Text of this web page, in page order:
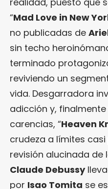
“Mad Love in New
no publicadas de
sin techo
terminado
reviviendo un
vida. Desgarradora
adicción y,
carencias, “Heaven
crudeza a límites casi
revisión alucinada de
Claude Debussy
por Isao Tomita se